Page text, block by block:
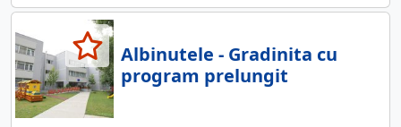
Albinutele - Gradinita cu
program prelungit